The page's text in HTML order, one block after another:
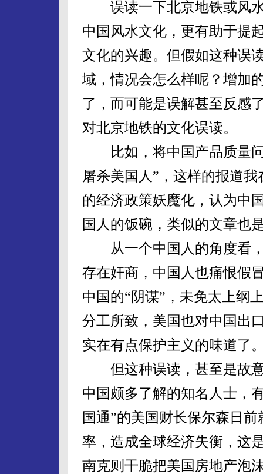
误读一下北京地铁或风水
中国风水文化，更有助于提
文化的兴趣。但假如这种误
域，情况会怎么样呢？增加
了，而可能是误解甚至反感
对北京地铁的文化误读。
比如，将中国产品质量问
屠杀美国人”，这样的报道
的经济政策妖魔化，认为中
国人的饭碗，类似的文章也
从一个中国人的角度看，
存在奸商，中国人也痛恨假
中国的“阴谋”，未免太上纲
分工所致，美国也对中国出
实在有点保护主义的味道了
但这种误读，甚至是故意
中国颇多了解的知名人士，
国通”的美国财长保尔森日
率，造成全球经济失衡，这
南克则干脆把美国房地产泡